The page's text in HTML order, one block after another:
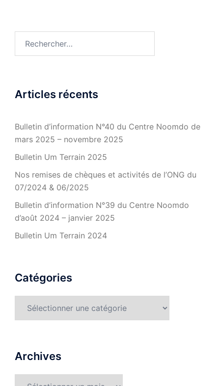
Articles récents
Bulletin d’information N°40 du Centre Noomdo de
mars 2025 – novembre 2025
Bulletin Um Terrain 2025
Nos remises de chèques et activités de l’ONG du
07/2024 & 06/2025
Bulletin d’information N°39 du Centre Noomdo
d’août 2024 – janvier 2025
Bulletin Um Terrain 2024
Catégories
Archives